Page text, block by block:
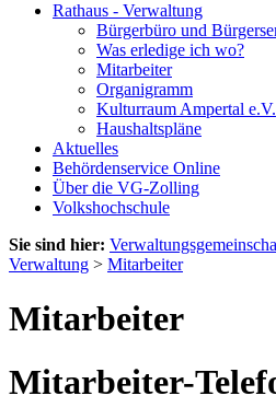
Rathaus - Verwaltung
Bürgerbüro und
Was erledige ich wo?
Mitarbeiter
Organigramm
Kulturraum Ampertal e.V.
Haushaltspläne
Aktuelles
Behördenservice Online
Über die VG-Zolling
Volkshochschule
Sie sind hier:
Verwaltung > Mitarbeiter
Mitarbeiter
Mitarbeiter-